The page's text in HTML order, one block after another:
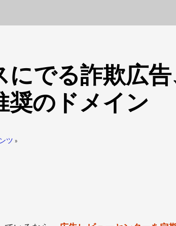
でる詐欺広告
奨のドメイン
ツ »